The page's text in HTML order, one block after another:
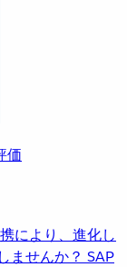
価
により、進化し
ませんか？ SAP